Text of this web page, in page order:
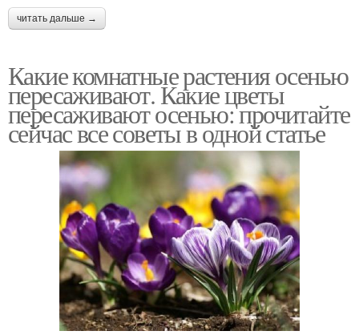
читать дальше →
Какие комнатные растения осенью
пересаживают. Какие цветы
пересаживают осенью: прочитайте
сейчас все советы в одной статье